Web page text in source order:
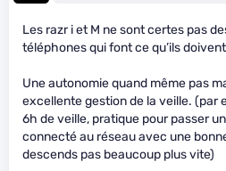
Les razr i et M ne sont certes pas
téléphones qui font ce qu’ils
Une autonomie quand même pas
excellente gestion de la veille. (par
6h de veille, pratique pour passer
connecté au réseau avec une
descends pas beaucoup plus vite)